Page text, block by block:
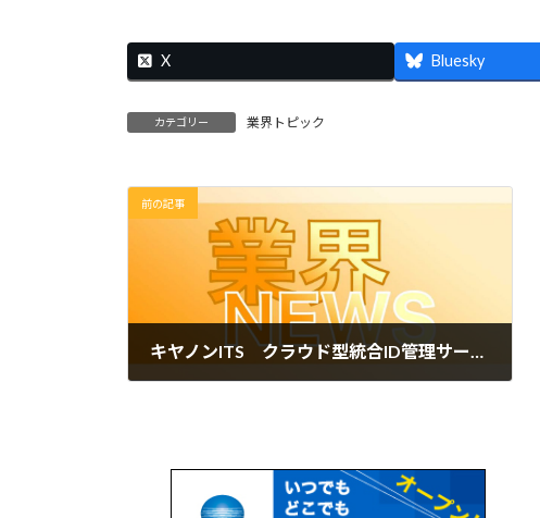
X Bluesky
カテゴリー 業界トピック
前の記事
キヤノンITS クラウド型統合ID管理サービスの機能を拡張